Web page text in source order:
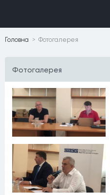
Головна Фотогалерея
Фотогалерея